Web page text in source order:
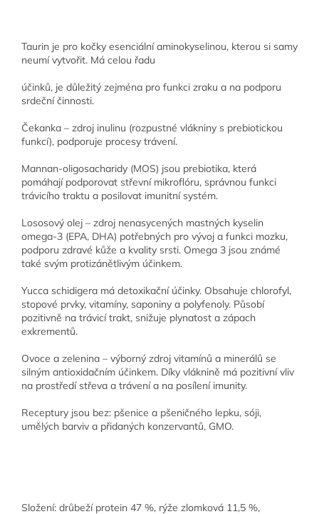
Taurin je pro kočky esenciální aminokyselinou, kterou si samy
neumí vytvořit. Má celou řadu
účinků, je důležitý zejména pro funkci zraku a na podporu
srdeční činnosti.
Čekanka – zdroj inulinu (rozpustné vlákniny s prebiotickou
funkcí), podporuje procesy trávení.
Mannan-oligosacharidy (MOS) jsou prebiotika, která
pomáhají podporovat střevní mikroflóru, správnou funkci
trávicího traktu a posilovat imunitní systém.
Lososový olej – zdroj nenasycených mastných kyselin
omega-3 (EPA, DHA) potřebných pro vývoj a funkci mozku,
podporu zdravé kůže a kvality srsti. Omega 3 jsou známé
také svým protizánětlivým účinkem.
Yucca schidigera má detoxikační účinky. Obsahuje chlorofyl,
stopové prvky, vitamíny, saponiny a polyfenoly. Působí
pozitivně na trávicí trakt, snižuje plynatost a zápach
exkrementů.
Ovoce a zelenina – výborný zdroj vitamínů a minerálů se
silným antioxidačním účinkem. Díky vláknině má pozitivní vliv
na prostředí střeva a trávení a na posílení imunity.
Receptury jsou bez: pšenice a pšeničného lepku, sóji,
umělých barviv a přidaných konzervantů, GMO.
Složení: drůbeží protein 47 %, rýže zlomková 11,5 %,